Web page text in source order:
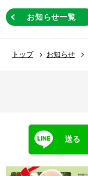
お知らせ一覧
トップ お知らせ
送る